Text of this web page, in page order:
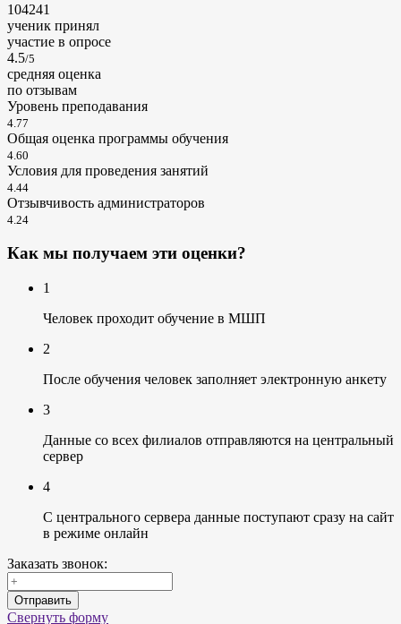
104241
ученик принял
участие в опросе
4.5/5
cредняя оценка
по отзывам
Уровень преподавания
4.77
Общая оценка программы обучения
4.60
Условия для проведения занятий
4.44
Отзывчивость администраторов
4.24
Как мы получаем эти оценки?
1
Человек проходит обучение в МШП
2
После обучения человек заполняет электронную анкету
3
Данные со всех филиалов отправляются на центральный
сервер
4
С центрального сервера данные поступают сразу на сайт
в режиме онлайн
Заказать звонок:
Отправить
Свернуть форму